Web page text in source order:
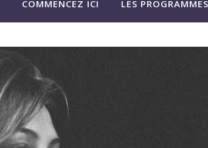
COMMENCEZ ICI LES PROGRAMMES